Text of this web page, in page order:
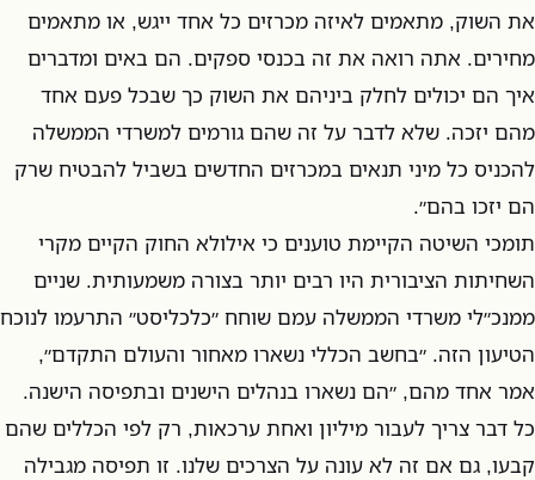
את השוק, מתאמים לאיזה מכרזים כל אחד ייגש, או מתאמים
מחירים. אתה רואה את זה בכנסי ספקים. הם באים ומדברים
איך הם יכולים לחלק ביניהם את השוק כך שבכל פעם אחד
מהם יזכה. שלא לדבר על זה שהם גורמים למשרדי הממשלה
להכניס כל מיני תנאים במכרזים החדשים בשביל להבטיח שרק
הם יזכו בהם״.
תומכי השיטה הקיימת טוענים כי אילולא החוק הקיים מקרי
השחיתות הציבורית היו רבים יותר בצורה משמעותית. שניים
ממנכ״לי משרדי הממשלה עמם שוחח ״כלכליסט״ התרעמו לנוכח
הטיעון הזה. ״בחשב הכללי נשארו מאחור והעולם התקדם״,
אמר אחד מהם, ״הם נשארו בנהלים הישנים ובתפיסה הישנה.
כל דבר צריך לעבור מיליון ואחת ערכאות, רק לפי הכללים שהם
קבעו, גם אם זה לא עונה על הצרכים שלנו. זו תפיסה מגבילה